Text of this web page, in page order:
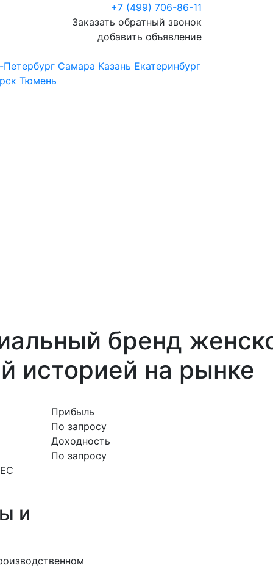
+7 (499) 706-86-11
Заказать обратный звонок
добавить объявление
Петербург Самара Казань Екатеринбург
Тюмень
бренд
историей на рынке
Прибыль
По запросу
Доходность
По запросу
и